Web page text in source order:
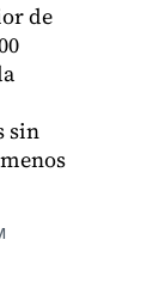
de
sin